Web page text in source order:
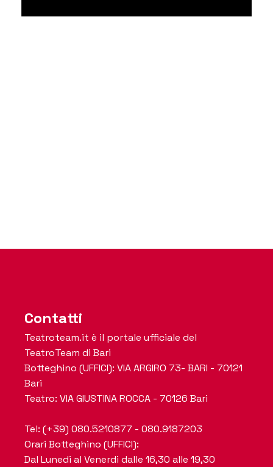
Contatti
Teatroteam.it è il portale ufficiale del
TeatroTeam di Bari
Botteghino (UFFICI): VIA ARGIRO 73- BARI - 70121
Bari
Teatro: VIA GIUSTINA ROCCA - 70126 Bari
Tel: (+39) 080.5210877 - 080.9187203
Orari Botteghino (UFFICI):
Dal Lunedi al Venerdi dalle 16,30 alle 19,30